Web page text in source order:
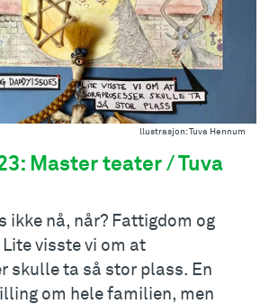
llustrasjon: Tuva Hennum
Master teater / Tuva
ikke nå, når? Fattigdom og
visste vi om at
skulle ta så stor plass. En
om hele familien, men